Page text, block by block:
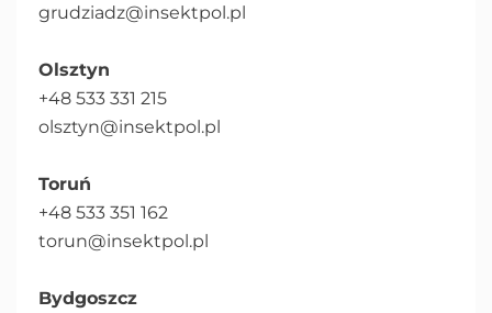
grudziadz@insektpol.pl
Olsztyn
+48 533 331 215
olsztyn@insektpol.pl
Toruń
+48 533 351 162
torun@insektpol.pl
Bydgoszcz